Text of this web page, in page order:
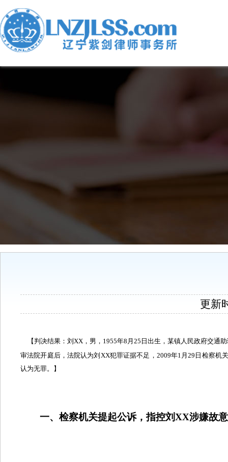
更新
【判决结果：刘XX ， 男， 1955年8 月25 日出生，某镇人民政府交通
审法院开庭后，法院认为刘 XX犯罪证据不足， 2009年1 月29 日检察机
认为无罪。】
一、检察机关提起公诉，指控刘XX涉嫌故